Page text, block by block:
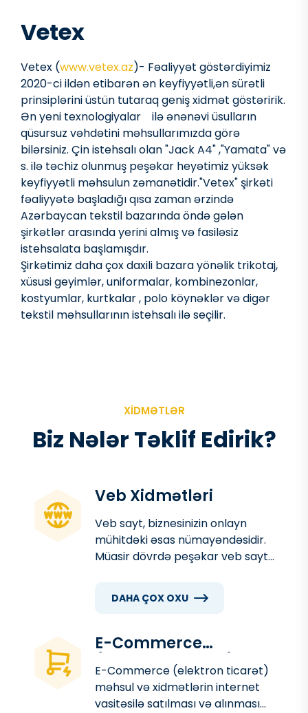
Vetex
Vetex (www.vetex.az)- Fəaliyyət göstərdiyimiz
2020-ci ildən etibarən ən keyfiyyətli,ən sürətli
prinsiplərini üstün tutaraq geniş xidmət göstəririk.
Ən yeni texnologiyalar ilə ənənəvi üsulların
qüsursuz vəhdətini məhsullarımızda görə
bilərsiniz. Çin istehsalı olan "Jack A4" ,"Yamata" və
s. ilə təchiz olunmuş peşəkar heyətimiz yüksək
keyfiyyətli məhsulun zəmanətidir."Vetex" şirkəti
fəaliyyətə başladığı qısa zaman ərzində
Azərbaycan tekstil bazarında öndə gələn
şirkətlər arasında yerini almış və fasiləsiz
istehsalata başlamışdır.
Şirkətimiz daha çox daxili bazara yönəlik trikotaj,
xüsusi geyimlər, uniformalar, kombinezonlar,
kostyumlar, kurtkalar , polo köynəklər və digər
tekstil məhsullarının istehsalı ilə seçilir.
XIDMƏTLƏR
Biz Nələr Təklif Edirik?
Veb Xidmətləri
Veb sayt, biznesinizin onlayn
mühitdəki əsas nümayəndəsidir.
Müasir dövrdə peşəkar veb sayt
tanıtmaq, satışları artırmaq və
üçün vacib bir vasitədir
DAHA ÇOX OXU
E-Commerce
(Elektron Ticarət)
E-Commerce (elektron ticarət)
məhsul və xidmətlərin internet
vasitəsilə satılması və alınması